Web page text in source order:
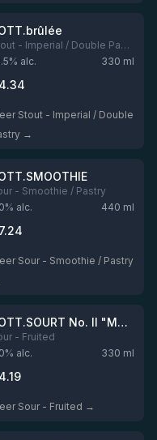
Niet op voorraad
Stout - Imperial / Double Pastry
% alc. 330 ml
4.34
Stout - Imperial / Double
→
Niet op voorraad
- Smoothie / Pastry
% alc. 440 ml
7.24
Sour - Smoothie / Pastry
Niet op voorraad
ROTT.SOURT No. II "Mango & Passion Fruit"
- Fruited
% alc. 330 ml
4.19
Sour - Fruited →